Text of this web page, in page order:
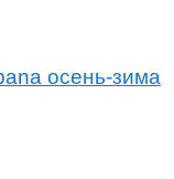
осень-зима